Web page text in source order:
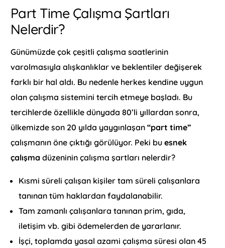
Part Time Çalışma Şartları
Nelerdir?
Günümüzde çok çeşitli çalışma saatlerinin
varolmasıyla alışkanlıklar ve beklentiler değişerek
farklı bir hal aldı. Bu nedenle herkes kendine uygun
olan çalışma sistemini tercih etmeye başladı. Bu
tercihlerde özellikle dünyada 80’li yıllardan sonra,
ülkemizde son 20 yılda yaygınlaşan“part time”
çalışmanın öne çıktığı görülüyor. Peki buesnek
çalışmadüzeninin çalışma şartları nelerdir?
Kısmi süreli çalışan kişiler tam süreli çalışanlara
tanınan tüm haklardan faydalanabilir.
Tam zamanlı çalışanlara tanınan prim, gıda,
iletişim vb. gibi ödemelerden de yararlanır.
İşçi, toplamda yasal azami çalışma süresi olan 45